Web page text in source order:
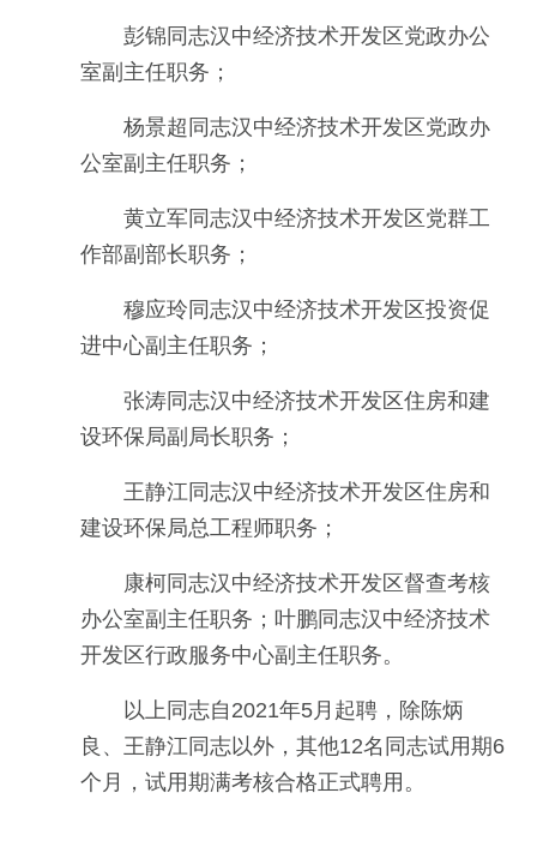
彭锦同志汉中经济技术开发区党政办公
室副主任职务；
杨景超同志汉中经济技术开发区党政办
公室副主任职务；
黄立军同志汉中经济技术开发区党群工
作部副部长职务；
穆应玲同志汉中经济技术开发区投资促
进中心副主任职务；
张涛同志汉中经济技术开发区住房和建
设环保局副局长职务；
王静江同志汉中经济技术开发区住房和
建设环保局总工程师职务；
康柯同志汉中经济技术开发区督查考核
办公室副主任职务；叶鹏同志汉中经济技术
开发区行政服务中心副主任职务。
以上同志自2021年5月起聘，除陈炳
良、王静江同志以外，其他12名同志试用期6
个月，试用期满考核合格正式聘用。